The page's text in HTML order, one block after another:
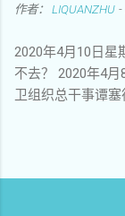
白
走
声
兄
安
料
位
估
作者： LIQUANZHU -
2020年4月10日星
不去？ 2020年4
卫组织总干事谭
评台湾近三个月
疫中作为优等生